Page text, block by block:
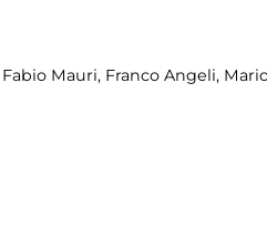
Mauri, Franco Angeli,